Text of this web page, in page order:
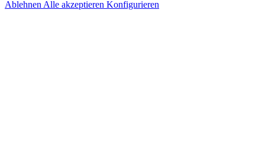
Ablehnen Alle akzeptieren Konfigurieren